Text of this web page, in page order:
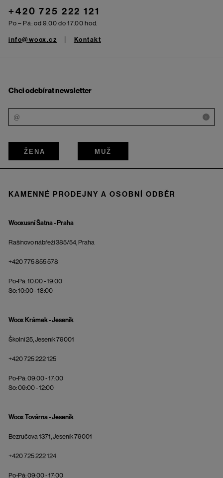
+420 725 222 121
Po – Pá: od 9.00 do 17.00 hod.
info@woox.cz Kontakt
Chci odebírat newsletter
i
ŽENA MUŽ
KAMENNÉ PRODEJNY A OSOBNÍ ODBĚR
Wooxusní Šatna - Praha
Rašínovo nábřeží 385/54, Praha
+420 775 855 578
Po-Pá: 10:00 - 19:00
So: 10:00 - 18:00
Woox Krámek - Jeseník
Školní 25, Jeseník 79001
+420 725 222 125
Po-Pá: 09:00 - 17:00
So: 09:00 - 12:00
Woox Továrna - Jeseník
Bezručova 1371, Jeseník 79001
+420 725 222 124
Po-Pá: 09:00 - 17:00